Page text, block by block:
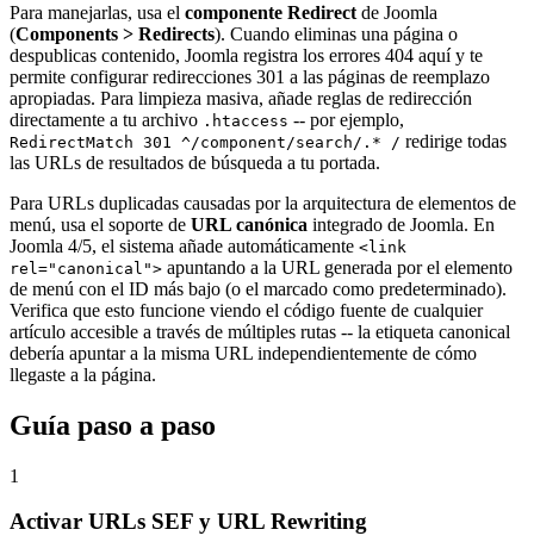
Para manejarlas, usa el componente Redirect de Joomla
(Components > Redirects). Cuando eliminas una página o
despublicas contenido, Joomla registra los errores 404 aquí y te
permite configurar redirecciones 301 a las páginas de reemplazo
apropiadas. Para limpieza masiva, añade reglas de redirección
directamente a tu archivo .htaccess -- por ejemplo,
RedirectMatch 301 ^/component/search/.* / redirige todas
las URLs de resultados de búsqueda a tu portada.
Para URLs duplicadas causadas por la arquitectura de elementos de
menú, usa el soporte de URL canónica integrado de Joomla. En
Joomla 4/5, el sistema añade automáticamente <link
rel="canonical"> apuntando a la URL generada por el elemento
de menú con el ID más bajo (o el marcado como predeterminado).
Verifica que esto funcione viendo el código fuente de cualquier
artículo accesible a través de múltiples rutas -- la etiqueta canonical
debería apuntar a la misma URL independientemente de cómo
llegaste a la página.
Guía paso a paso
1
Activar URLs SEF y URL Rewriting